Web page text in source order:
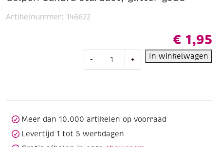
€ 1,95
- + In winkelwagen
Artikelnummer: 146622
Meer dan 10.000 artikelen op voorraad
Levertijd 1 tot 5 werkdagen